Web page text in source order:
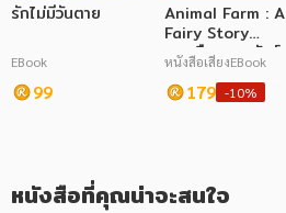
รักไม่มีวันตาย
EBook
99
Animal Farm : A
Fairy Story
การเมืองของสัตว์
หนังสือเสียงEBook
179 -10%
หนังสือที่คุณน่าจะสนใจ